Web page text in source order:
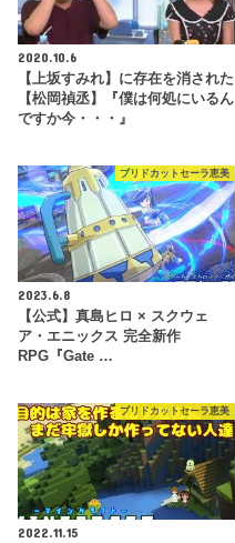
2020.10.6
【上坂すみれ】に存在を消された
【松岡禎丞】『僕は何処にいるん
ですか今・・・』
ブリドカットセーラ恵美
2023.6.8
【公式】真島ヒロ × スクウェ
ア・エニックス 完全新作
RPG『Gate …
ブリドカットセーラ恵美
2022.11.15